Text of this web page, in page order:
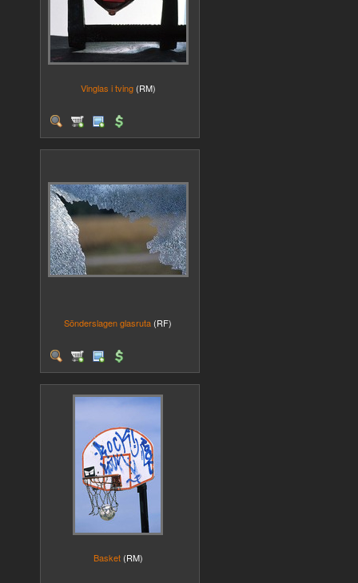
Vinglas i tving (RM)
Sönderslagen glasruta (RF)
Basket (RM)